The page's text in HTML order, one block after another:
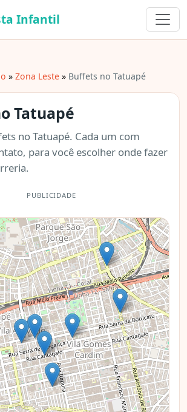
Infantil
Zona Leste Buffets no Tatuapé
Tatuapé
no Tatuapé. Cada um com
para você escolher onde fazer
PUBLICIDADE